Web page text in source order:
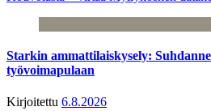
Starkin ammattilaiskysely:
työvoimapulaan
Kirjoitettu 6.8.2026